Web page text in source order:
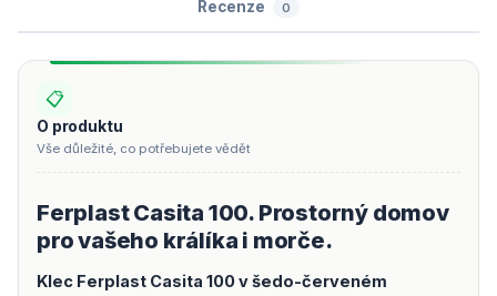
Recenze 0
📋
O produktu
Vše důležité, co potřebujete vědět
Ferplast Casita 100. Prostorný domov
pro vašeho králíka i morče.
Klec Ferplast Casita 100 v šedo-červeném